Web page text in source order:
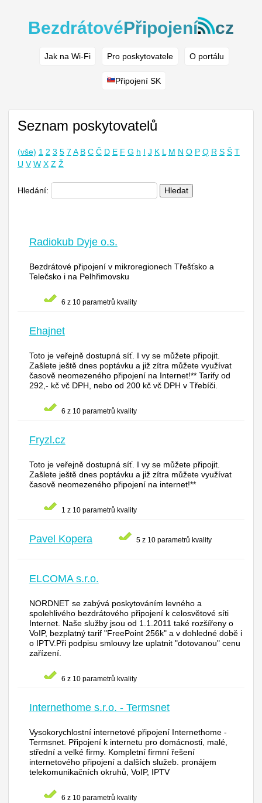
BezdrátovéPřipojení cz
Jak na Wi-Fi Pro poskytovatele O portálu
Připojení SK
Seznam poskytovatelů
(vše) 1 2 3 5 7 A B C Č D E F G h I J K L M N O P Q R S Š T
U V W X Z Ž
Hledání: Hledat
Radiokub Dyje o.s.
Bezdrátové připojení v mikroregionech Třešťsko a
Telečsko i na Pelhřimovsku
6 z 10 parametrů kvality
Ehajnet
Toto je veřejně dostupná síť. I vy se můžete připojit.
Zašlete ještě dnes poptávku a již zítra můžete využívat
časově neomezeného připojení na Internet!** Tarify od
292,- kč vč DPH, nebo od 200 kč vč DPH v Třebíči.
6 z 10 parametrů kvality
Fryzl.cz
Toto je veřejně dostupná síť. I vy se můžete připojit.
Zašlete ještě dnes poptávku a již zítra můžete využívat
časově neomezeného připojení na internet!**
1 z 10 parametrů kvality
Pavel Kopera 5 z 10 parametrů kvality
ELCOMA s.r.o.
NORDNET se zabývá poskytováním levného a
spolehlivého bezdrátového připojení k celosvětové síti
Internet. Naše služby jsou od 1.1.2011 také rozšířeny o
VoIP, bezplatný tarif "FreePoint 256k" a v dohledné době i
o IPTV.Při podpisu smlouvy lze uplatnit "dotovanou" cenu
zařízení.
6 z 10 parametrů kvality
Internethome s.r.o. - Termsnet
Vysokorychlostní internetové připojení Internethome -
Termsnet. Připojení k internetu pro domácnosti, malé,
střední a velké firmy. Kompletní firmní řešení
internetového připojení a dalších služeb. pronájem
telekomunikačních okruhů, VoIP, IPTV
6 z 10 parametrů kvality